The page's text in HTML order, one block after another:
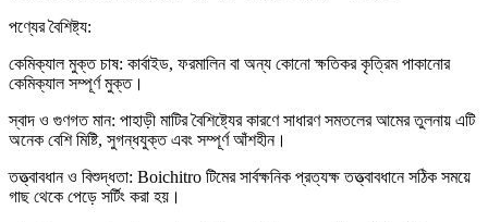
পণ্যের বৈশিষ্ট্য:
কেমিক্যাল মুক্ত চাষ: কার্বাইড, ফরমালিন বা অন্য কোনো ক্ষতিকর কৃত্রিম পাকানোর
কেমিক্যাল সম্পূর্ণ মুক্ত।
স্বাদ ও গুণগত মান: পাহাড়ী মাটির বৈশিষ্ট্যের কারণে সাধারণ সমতলের আমের তুলনায় এটি
অনেক বেশি মিষ্টি, সুগন্ধযুক্ত এবং সম্পূর্ণ আঁশহীন।
তত্ত্বাবধান ও বিশুদ্ধতা: Boichitro টিমের সার্বক্ষনিক প্রত্যক্ষ তত্ত্বাবধানে সঠিক সময়ে
গাছ থেকে পেড়ে সর্টিং করা হয়।